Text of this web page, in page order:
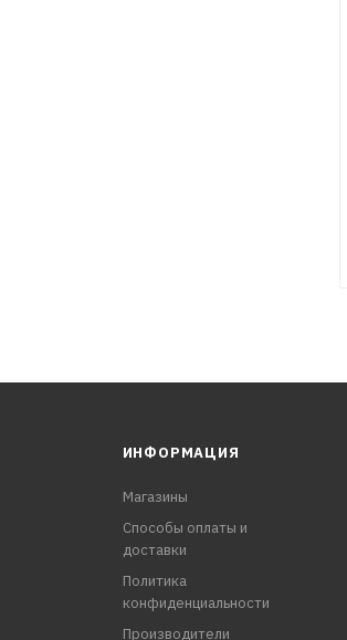
ИНФОРМАЦИЯ
Магазины
Способы оплаты и
доставки
Политика
конфиденциальности
Производители